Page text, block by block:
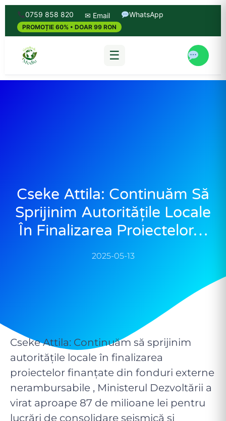
0759 858 820 ✉ Email WhatsApp
PROMOȚIE 60% • DOAR 99 RON
☰
Cseke Attila: Continuăm Să
Sprijinim Autoritățile Locale
În Finalizarea Proiectelor…
2025-05-13
Cseke Attila: Continuăm să sprijinim
autoritățile locale în finalizarea
proiectelor finanțate din fonduri externe
nerambursabile , Ministerul Dezvoltării a
virat aproape 87 de milioane lei pentru
lucrări de consolidare seismică și